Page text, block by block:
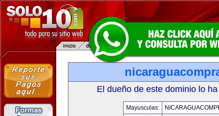
El dueño de este dominio lo
Mayusculas: